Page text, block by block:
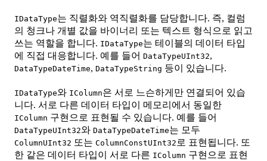
IDataType는 직렬화와 역직렬화를 담당합니다. 즉, 컬럼
의 청크나 개별 값을 바이너리 또는 텍스트 형식으로 읽고
쓰는 역할을 합니다. IDataType는 테이블의 데이터 타입
에 직접 대응합니다. 예를 들어 DataTypeUInt32,
DataTypeDateTime, DataTypeString 등이 있습니다.
IDataType와 IColumn은 서로 느슨하게만 연결되어 있습
니다. 서로 다른 데이터 타입이 메모리에서 동일한
IColumn 구현으로 표현될 수 있습니다. 예를 들어
DataTypeUInt32와 DataTypeDateTime는 모두
ColumnUInt32 또는 ColumnConstUInt32 로 표현됩니다. 또
한 같은 데이터 타입이 서로 다른 IColumn 구현으로 표현